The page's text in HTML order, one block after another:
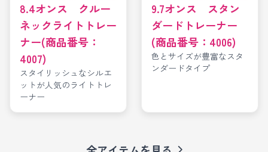
8.4オンス クルー
ネックライトトレー
ナー(商品番号：
4007)
スタイリッシュなシルエ
ットが人気のライトトレ
ーナー
9.7オンス スタン
ダードトレーナー
(商品番号：4006)
色とサイズが豊富なスタ
ンダードタイプ